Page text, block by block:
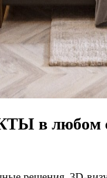
в любом